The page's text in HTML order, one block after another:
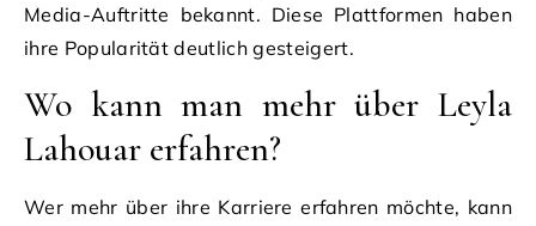
Media-Auftritte bekannt. Diese Plattformen haben
ihre Popularität deutlich gesteigert.
Wo kann man mehr über Leyla
Lahouar erfahren?
Wer mehr über ihre Karriere erfahren möchte, kann